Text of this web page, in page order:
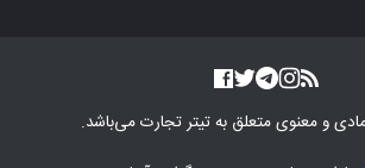
و معنوی متعلق بهتیتر تجارتمی‌باشد.